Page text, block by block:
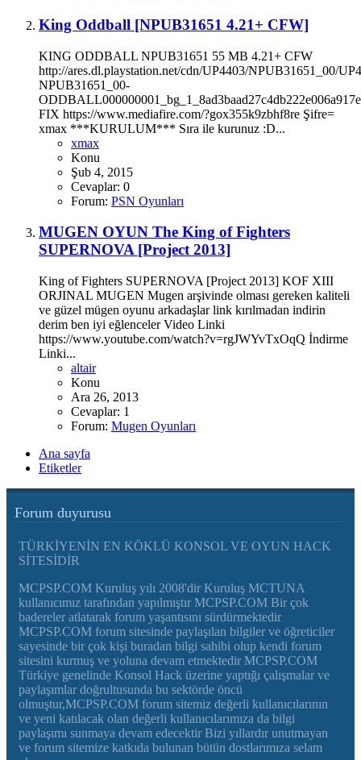
King Oddball [NPUB31651 4.21+ CFW]
KING ODDBALL NPUB31651 55 MB 4.21+ CFW
http://ares.dl.playstation.net/cdn/UP4403/NPUB31651_00/
NPUB31651_00-
FIX https://www.mediafire.com/?gox355k9zbhf8re Şifre=
xmax ***KURULUM*** Sıra ile kurunuz :D...
xmax
Konu
Şub 4, 2015
Cevaplar: 0
Forum: PSN Oyunları
MUGEN OYUN The King of Fighters
SUPERNOVA [Project 2013]
King of Fighters SUPERNOVA [Project 2013] KOF XIII
ORJINAL MUGEN Mugen arşivinde olması gereken kaliteli
ve güzel mügen oyunu arkadaşlar link kırılmadan indirin
derim ben iyi eğlenceler Video Linki
https://www.youtube.com/watch?v=rgJWYvTxOqQ İndirme
Linki...
altair
Konu
Ara 26, 2013
Cevaplar: 1
Forum: Mugen Oyunları
Ana sayfa
Etiketler
Forum duyurusu
TÜRKİYENİN EN KÖKLÜ KONSOL VE OYUN HACK
SİTESİDİR
MCPSP.COM Kuruluş yılı 2008'dir Kuruluş MCTUNA
kullanıcımız tarafından yapılmıştır MCPSP.COM Bir çok
badereler atlatarak forum yaşantısını sürdürmektedir
MCPSP.COM forum sitesinde paylaşılan bilgiler ve öğreticiler
sayesinde bir çok kişi buradan bilgi sahibi olup kendi forum
sitesini kurmuş ve yoluna devam etmektedir MCPSP.COM
Türkiye genelinde Konsol Hack üzerine yaptığı çalışmalar ve
paylaşımlar doğrultusunda bu sektörde öncü
olmuştur,MCPSP.COM forum sitemiz değerli kullanıcılarının
ve yeni katılacak olan değerli kullanıcılarımıza da bilgi
paylaşımı sunmaya devam edecektir Bizi yıllardır unutmayan
ve forum sitemize katkıda bulunan bütün dostlarımıza selam